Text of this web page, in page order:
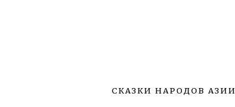
СКАЗКИ НАРОДОВ АЗИИ